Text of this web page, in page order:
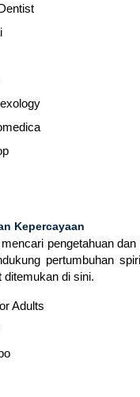
Kepercayaan
pengetahuan
pertumbuhan
ditemukan di sini.
Adults